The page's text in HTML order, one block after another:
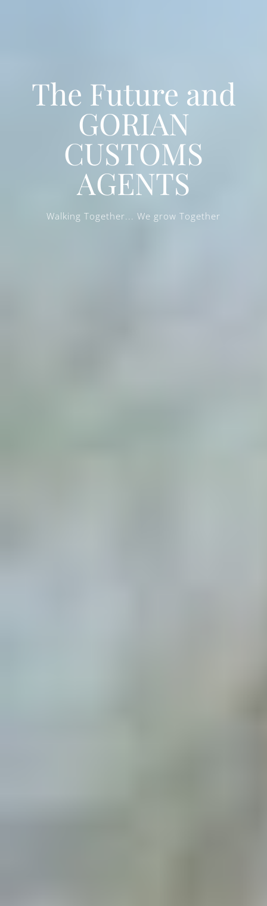
The Future and
GORIAN
CUSTOMS
AGENTS
Walking Together... We grow Together